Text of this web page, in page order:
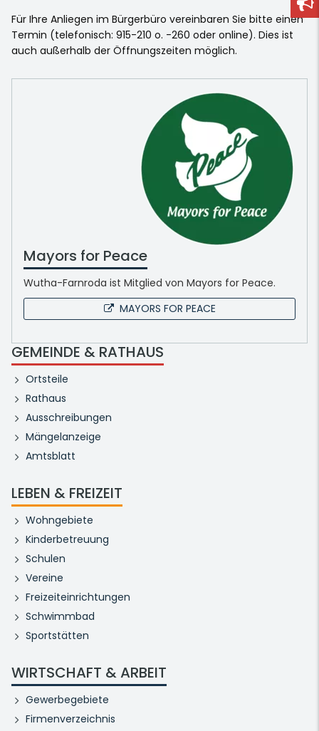
Für Ihre Anliegen im Bürgerbüro vereinbaren Sie bitte einen
Termin (telefonisch: 915-210 o. -260 oder online). Dies ist
auch außerhalb der Öffnungszeiten möglich.
Mayors for Peace
Wutha-Farnroda ist Mitglied von Mayors for Peace.
MAYORS FOR PEACE
GEMEINDE & RATHAUS
Ortsteile
Rathaus
Ausschreibungen
Mängelanzeige
Amtsblatt
LEBEN & FREIZEIT
Wohngebiete
Kinderbetreuung
Schulen
Vereine
Freizeiteinrichtungen
Schwimmbad
Sportstätten
WIRTSCHAFT & ARBEIT
Gewerbegebiete
Firmenverzeichnis